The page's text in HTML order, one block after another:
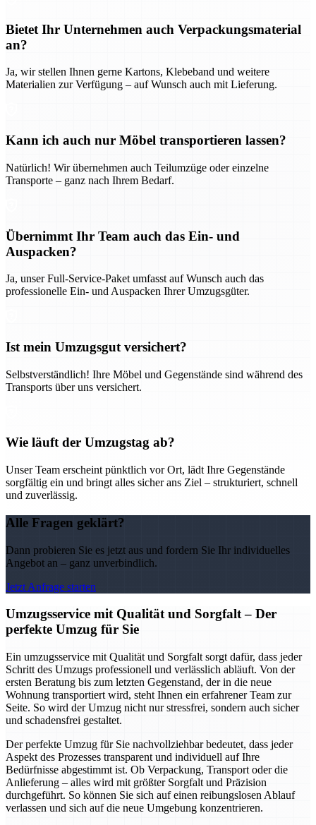
Bietet Ihr Unternehmen auch Verpackungsmaterial
an?
Ja, wir stellen Ihnen gerne Kartons, Klebeband und weitere
Materialien zur Verfügung – auf Wunsch auch mit Lieferung.
Kann ich auch nur Möbel transportieren lassen?
Natürlich! Wir übernehmen auch Teilumzüge oder einzelne
Transporte – ganz nach Ihrem Bedarf.
Übernimmt Ihr Team auch das Ein- und
Auspacken?
Ja, unser Full-Service-Paket umfasst auf Wunsch auch das
professionelle Ein- und Auspacken Ihrer Umzugsgüter.
Ist mein Umzugsgut versichert?
Selbstverständlich! Ihre Möbel und Gegenstände sind während des
Transports über uns versichert.
Wie läuft der Umzugstag ab?
Unser Team erscheint pünktlich vor Ort, lädt Ihre Gegenstände
sorgfältig ein und bringt alles sicher ans Ziel – strukturiert, schnell
und zuverlässig.
Alle Fragen geklärt?
Dann probieren Sie es jetzt aus und fordern Sie Ihr individuelles
Angebot an – ganz unverbindlich.
Jetzt Anfrage starten
Umzugsservice mit Qualität und Sorgfalt – Der
perfekte Umzug für Sie
Ein umzugsservice mit Qualität und Sorgfalt sorgt dafür, dass jeder
Schritt des Umzugs professionell und verlässlich abläuft. Von der
ersten Beratung bis zum letzten Gegenstand, der in die neue
Wohnung transportiert wird, steht Ihnen ein erfahrener Team zur
Seite. So wird der Umzug nicht nur stressfrei, sondern auch sicher
und schadensfrei gestaltet.
Der perfekte Umzug für Sie nachvollziehbar bedeutet, dass jeder
Aspekt des Prozesses transparent und individuell auf Ihre
Bedürfnisse abgestimmt ist. Ob Verpackung, Transport oder die
Anlieferung – alles wird mit größter Sorgfalt und Präzision
durchgeführt. So können Sie sich auf einen reibungslosen Ablauf
verlassen und sich auf die neue Umgebung konzentrieren.